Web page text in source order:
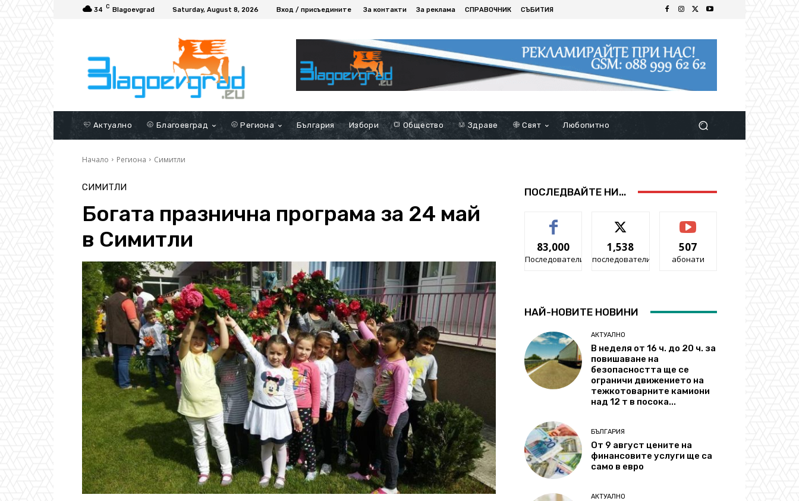
34 C Blagoevgrad Saturday, August 8, 2026 Вход / присъедините За контакти За реклама СПРАВОЧНИК СЪБИТИЯ
Актуално Благоевград Региона България Избори Общество Здраве Свят Любопитно
Начало Региона Симитли
СИМИТЛИ
Богата празнична програма за 24 май
в Симитли
ПОСЛЕДВАЙТЕ НИ...
83,000
Последователи
1,538
последователи
507
абонати
НАЙ-НОВИТЕ НОВИНИ
АКТУАЛНО
В неделя от 16 ч. до 20 ч. за
повишаване на
безопасността ще се
ограничи движението на
тежкотоварните камиони
над 12 т в посока...
БЪЛГАРИЯ
От 9 август цените на
финансовите услуги ще са
само в евро
АКТУАЛНО